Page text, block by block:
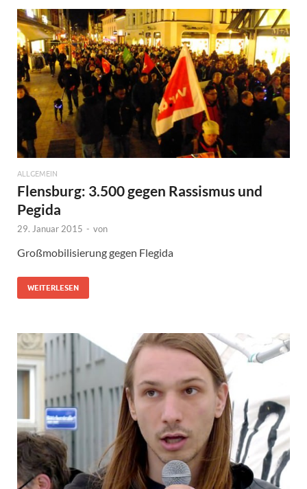
ALLGEMEIN
Flensburg: 3.500 gegen Rassismus und
Pegida
29. Januar 2015 - von
Großmobilisierung gegen Flegida
WEITERLESEN